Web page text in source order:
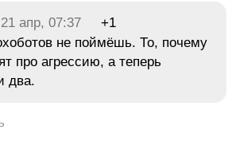
21 апр, 07:37
+1
не поймёшь. То, почему
про агрессию, а теперь
два.